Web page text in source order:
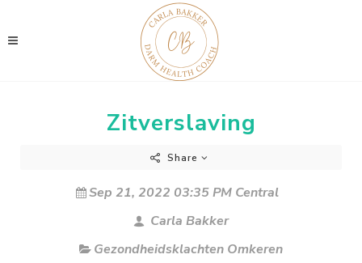
Zitverslaving
Share
Sep 21, 2022 03:35 PM Central
Carla Bakker
Gezondheidsklachten Omkeren